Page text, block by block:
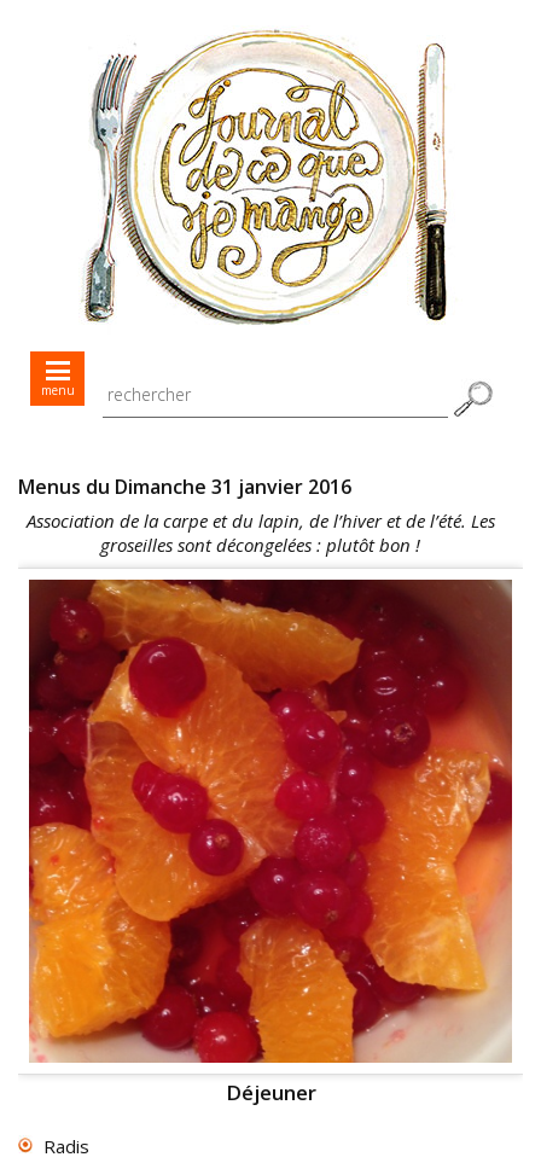
menu
Mes menus jour après jour
Mes recettes de saison
Menus du Dimanche 31 janvier 2016
Association de la carpe et du lapin, de l’hiver et de l’été. Les
groseilles sont décongelées : plutôt bon !
Déjeuner
Radis